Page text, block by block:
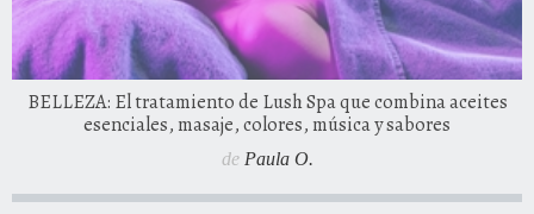
BELLEZA: El tratamiento de Lush Spa que combina aceites
esenciales, masaje, colores, música y sabores
de Paula O.